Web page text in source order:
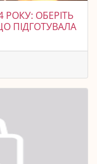
ОБЕРІТЬ
ПІДГОТУВАЛА